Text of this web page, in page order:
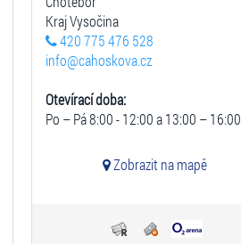
Kraj Vysočina
420 775 476 528
info@cahoskova.cz
Otevírací doba:
Po – Pá 8:00 - 12:00 a 13:00 – 16:00
Zobrazit na mapě